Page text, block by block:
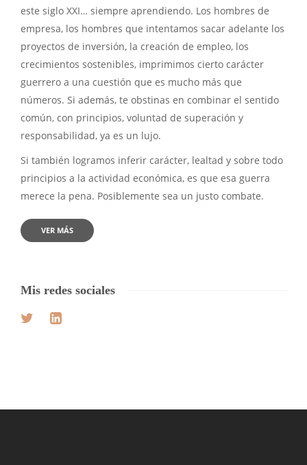
este siglo XXI… siempre aprendiendo. Los hombres de
empresa, los hombres que intentamos sacar adelante los
proyectos de inversión, la creación de empleo, los
crecimientos sostenibles, imprimimos cierto carácter
guerrero a una cuestión que es mucho más que
números. Si además, te obstinas en combinar el sentido
común, con principios, voluntad de superación y
responsabilidad, ya es un lujo.
Si también logramos inferir carácter, lealtad y sobre todo
principios a la actividad económica, es que esa guerra
merece la pena. Posiblemente sea un justo combate.
VER MÁS
Mis redes sociales